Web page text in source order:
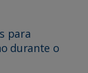
para
durante o